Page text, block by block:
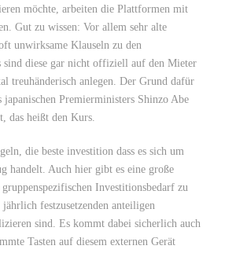
möchte, arbeiten die Plattformen mit
Gut zu wissen: Vor allem sehr alte
unwirksame Klauseln zu den
sind diese gar nicht offiziell auf den Mieter
treuhänderisch anlegen. Der Grund dafür
Premierministers Shinzo Abe
das heißt den Kurs.
die beste investition dass es sich um
handelt. Auch hier gibt es eine große
Investitionsbedarf zu
festzusetzenden anteiligen
sind. Es kommt dabei sicherlich auch
Tasten auf diesem externen Gerät